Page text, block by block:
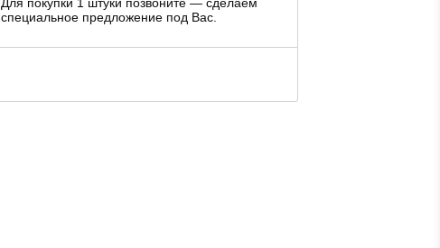
специальное предложение под Вас.